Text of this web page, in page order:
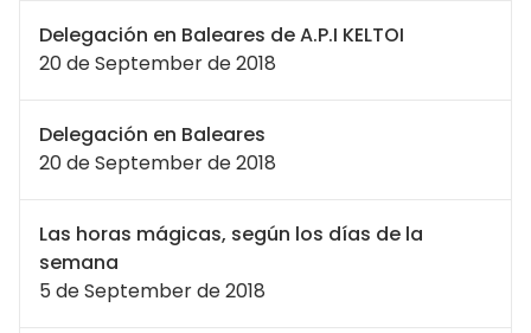
Delegación en Baleares de A.P.I KELTOI
20 de September de 2018
Delegación en Baleares
20 de September de 2018
Las horas mágicas, según los días de la
semana
5 de September de 2018